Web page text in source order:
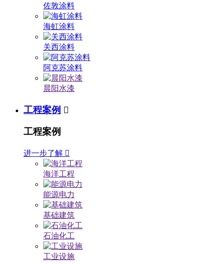
佐敦涂料
海虹涂料
关西涂料
阿克苏涂料
晨阳水漆
工程案例 
工程案例
进一步了解 
海洋工程
能源电力
基础建筑
石油化工
工业设施